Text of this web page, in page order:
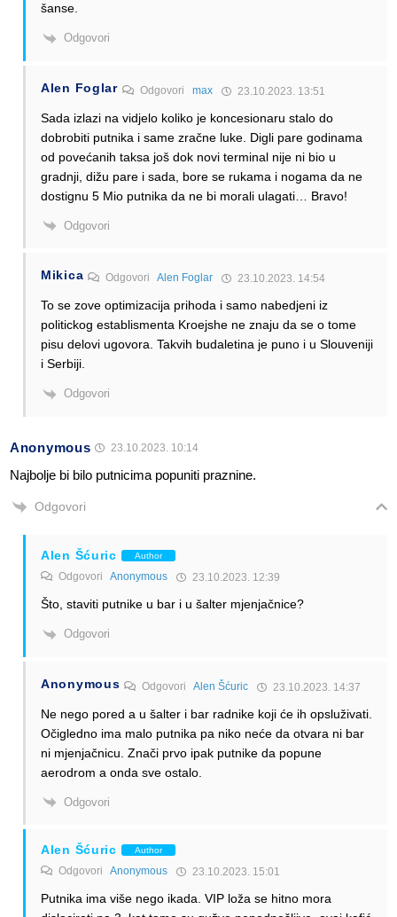
šanse.
Odgovori
Alen Foglar Odgovori max 23.10.2023. 13:51
Sada izlazi na vidjelo koliko je koncesionaru stalo do
dobrobiti putnika i same zračne luke. Digli pare godinama
od povećanih taksa još dok novi terminal nije ni bio u
gradnji, dižu pare i sada, bore se rukama i nogama da ne
dostignu 5 Mio putnika da ne bi morali ulagati… Bravo!
Odgovori
Mikica OdgovoriAlen Foglar 23.10.2023. 14:54
To se zove optimizacija prihoda i samo nabedjeni iz
politickog establismenta Kroejshe ne znaju da se o tome
pisu delovi ugovora. Takvih budaletina je puno i u Slouveniji
i Serbiji.
Odgovori
Anonymous 23.10.2023. 10:14
Najbolje bi bilo putnicima popuniti praznine.
Odgovori
Alen Šćuric Author
Odgovori Anonymous 23.10.2023. 12:39
Što, staviti putnike u bar i u šalter mjenjačnice?
Odgovori
Anonymous OdgovoriAlen Šćuric 23.10.2023. 14:37
Ne nego pored a u šalter i bar radnike koji će ih opsluživati.
Očigledno ima malo putnika pa niko neće da otvara ni bar
ni mjenjačnicu. Znači prvo ipak putnike da popune
aerodrom a onda sve ostalo.
Odgovori
Alen Šćuric Author
Odgovori Anonymous 23.10.2023. 15:01
Putnika ima više nego ikada. VIP loža se hitno mora